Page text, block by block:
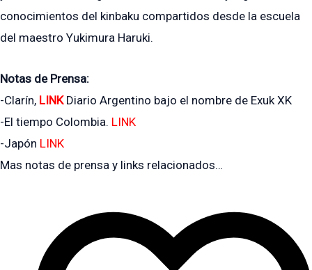
conocimientos del kinbaku compartidos desde la escuela
del maestro Yukimura Haruki.
Notas de Prensa:
-Clarín, LINKDiario Argentino bajo el nombre de Exuk XK
-El tiempo Colombia. LINK
-Japón LINK
Mas notas de prensa y links relacionados…